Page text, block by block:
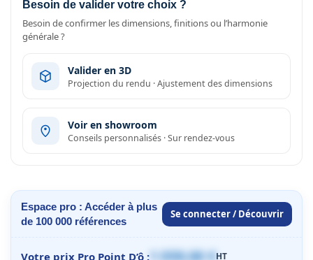
Besoin de valider votre choix ?
Besoin de confirmer les dimensions, finitions ou l’harmonie
générale ?
Valider en 3D
Projection du rendu · Ajustement des dimensions
Voir en showroom
Conseils personnalisés · Sur rendez-vous
Espace pro : Accéder à plus
de 100 000 références
Se connecter / Découvrir
Votre prix Pro Point D’ô : HT